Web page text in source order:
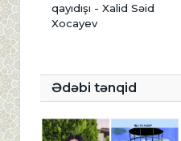
qayıdışı - Xalid Səid
Xocayev
Ədəbi tənqid